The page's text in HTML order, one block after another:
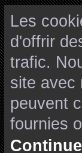
Les
d'offrir
trafic.
site avec
peuvent
fournies